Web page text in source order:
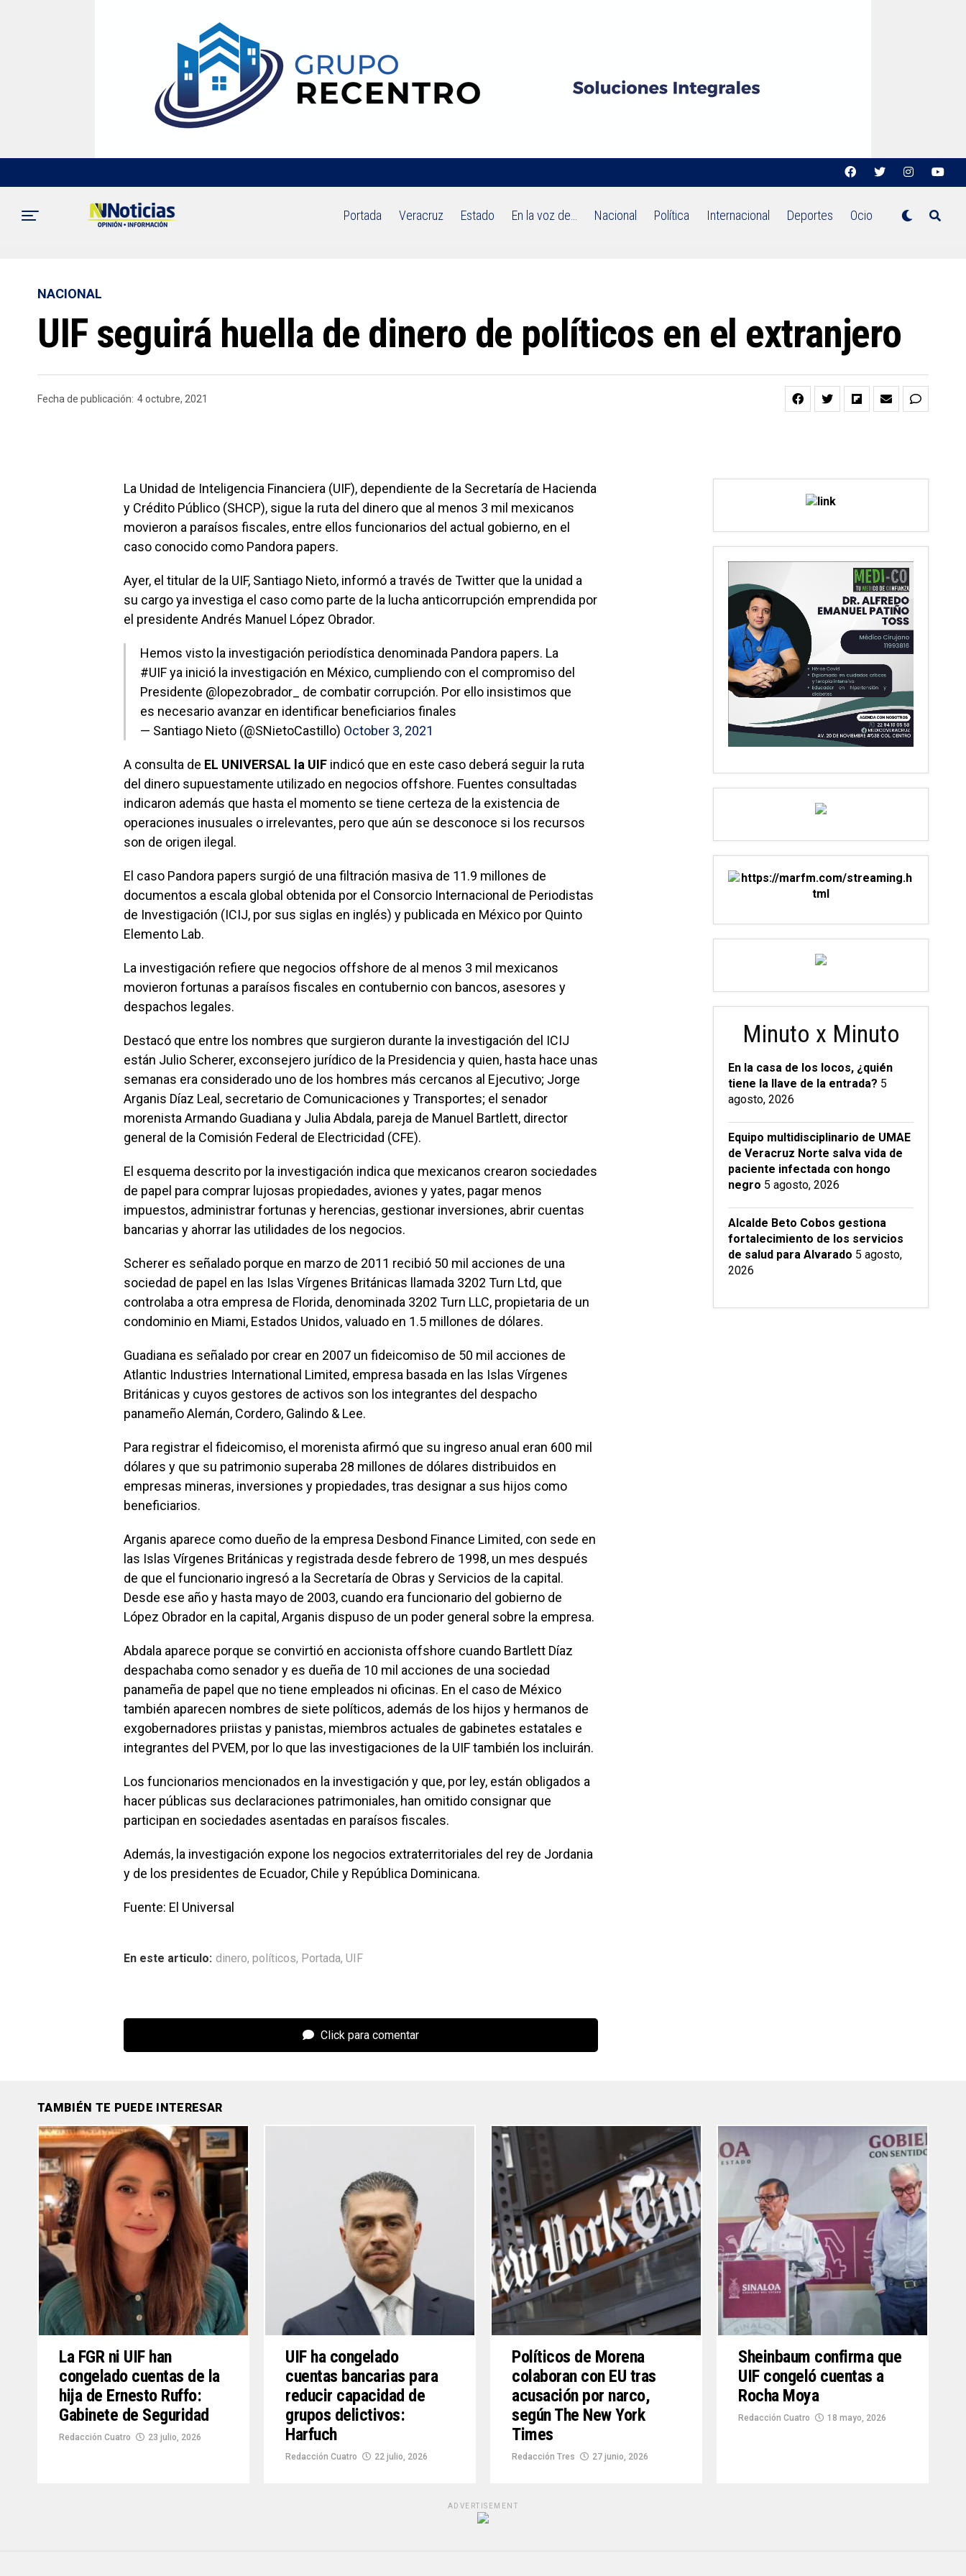
Portada Veracruz Estado En la voz de… Nacional Política Internacional Deportes Ocio
NACIONAL
UIF seguirá huella de dinero de políticos en el extranjero
Fecha de publicación: 4 octubre, 2021
La Unidad de Inteligencia Financiera (UIF), dependiente de la Secretaría de Hacienda
y Crédito Público (SHCP), sigue la ruta del dinero que al menos 3 mil mexicanos
movieron a paraísos fiscales, entre ellos funcionarios del actual gobierno, en el
caso conocido como Pandora papers.
Ayer, el titular de la UIF, Santiago Nieto, informó a través de Twitter que la unidad a
su cargo ya investiga el caso como parte de la lucha anticorrupción emprendida por
el presidente Andrés Manuel López Obrador.
Hemos visto la investigación periodística denominada Pandora papers. La
#UIFya inició la investigación en México, cumpliendo con el compromiso del
Presidente @lopezobrador_
de combatir corrupción. Por ello insistimos que
es necesario avanzar en identificar beneficiarios finales
— Santiago Nieto (@SNietoCastillo) October 3, 2021
A consulta de EL UNIVERSAL la UIF indicó que en este caso deberá seguir la ruta
del dinero supuestamente utilizado en negocios offshore. Fuentes consultadas
indicaron además que hasta el momento se tiene certeza de la existencia de
operaciones inusuales o irrelevantes, pero que aún se desconoce si los recursos
son de origen ilegal.
El caso Pandora papers surgió de una filtración masiva de 11.9 millones de
documentos a escala global obtenida por el Consorcio Internacional de Periodistas
de Investigación (ICIJ, por sus siglas en inglés) y publicada en México por Quinto
Elemento Lab.
La investigación refiere que negocios offshore de al menos 3 mil mexicanos
movieron fortunas a paraísos fiscales en contubernio con bancos, asesores y
despachos legales.
Destacó que entre los nombres que surgieron durante la investigación del ICIJ
están Julio Scherer, exconsejero jurídico de la Presidencia y quien, hasta hace unas
semanas era considerado uno de los hombres más cercanos al Ejecutivo; Jorge
Arganis Díaz Leal, secretario de Comunicaciones y Transportes; el senador
morenista Armando Guadiana y Julia Abdala, pareja de Manuel Bartlett, director
general de la Comisión Federal de Electricidad (CFE).
El esquema descrito por la investigación indica que mexicanos crearon sociedades
de papel para comprar lujosas propiedades, aviones y yates, pagar menos
impuestos, administrar fortunas y herencias, gestionar inversiones, abrir cuentas
bancarias y ahorrar las utilidades de los negocios.
Scherer es señalado porque en marzo de 2011 recibió 50 mil acciones de una
sociedad de papel en las Islas Vírgenes Británicas llamada 3202 Turn Ltd, que
controlaba a otra empresa de Florida, denominada 3202 Turn LLC, propietaria de un
condominio en Miami, Estados Unidos, valuado en 1.5 millones de dólares.
Guadiana es señalado por crear en 2007 un fideicomiso de 50 mil acciones de
Atlantic Industries International Limited, empresa basada en las Islas Vírgenes
Británicas y cuyos gestores de activos son los integrantes del despacho
panameño Alemán, Cordero, Galindo & Lee.
Para registrar el fideicomiso, el morenista afirmó que su ingreso anual eran 600 mil
dólares y que su patrimonio superaba 28 millones de dólares distribuidos en
empresas mineras, inversiones y propiedades, tras designar a sus hijos como
beneficiarios.
Arganis aparece como dueño de la empresa Desbond Finance Limited, con sede en
las Islas Vírgenes Británicas y registrada desde febrero de 1998, un mes después
de que el funcionario ingresó a la Secretaría de Obras y Servicios de la capital.
Desde ese año y hasta mayo de 2003, cuando era funcionario del gobierno de
López Obrador en la capital, Arganis dispuso de un poder general sobre la empresa.
Abdala aparece porque se convirtió en accionista offshore cuando Bartlett Díaz
despachaba como senador y es dueña de 10 mil acciones de una sociedad
panameña de papel que no tiene empleados ni oficinas. En el caso de México
también aparecen nombres de siete políticos, además de los hijos y hermanos de
exgobernadores priistas y panistas, miembros actuales de gabinetes estatales e
integrantes del PVEM, por lo que las investigaciones de la UIF también los incluirán.
Los funcionarios mencionados en la investigación y que, por ley, están obligados a
hacer públicas sus declaraciones patrimoniales, han omitido consignar que
participan en sociedades asentadas en paraísos fiscales.
Además, la investigación expone los negocios extraterritoriales del rey de Jordania
y de los presidentes de Ecuador, Chile y República Dominicana.
Fuente: El Universal
En este articulo: dinero, políticos, Portada, UIF
Click para comentar
Minuto x Minuto
En la casa de los locos, ¿quién
tiene la llave de la entrada? 5
agosto, 2026
Equipo multidisciplinario de UMAE
de Veracruz Norte salva vida de
paciente infectada con hongo
negro 5 agosto, 2026
Alcalde Beto Cobos gestiona
fortalecimiento de los servicios
de salud para Alvarado 5 agosto,
2026
TAMBIÉN TE PUEDE INTERESAR
La FGR ni UIF han
congelado cuentas de la
hija de Ernesto Ruffo:
Gabinete de Seguridad
Redacción Cuatro 23 julio, 2026
UIF ha congelado
cuentas bancarias para
reducir capacidad de
grupos delictivos:
Harfuch
Redacción Cuatro 22 julio, 2026
Políticos de Morena
colaboran con EU tras
acusación por narco,
según The New York
Times
Redacción Tres 27 junio, 2026
Sheinbaum confirma que
UIF congeló cuentas a
Rocha Moya
Redacción Cuatro 18 mayo, 2026
ADVERTISEMENT